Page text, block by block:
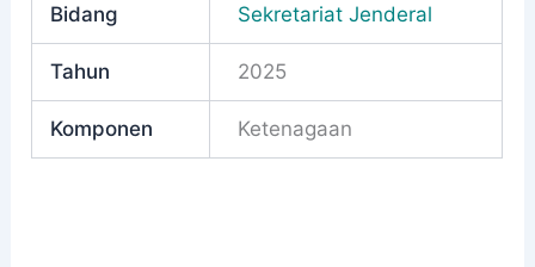
Bidang Sekretariat Jenderal
Tahun 2025
Komponen Ketenagaan